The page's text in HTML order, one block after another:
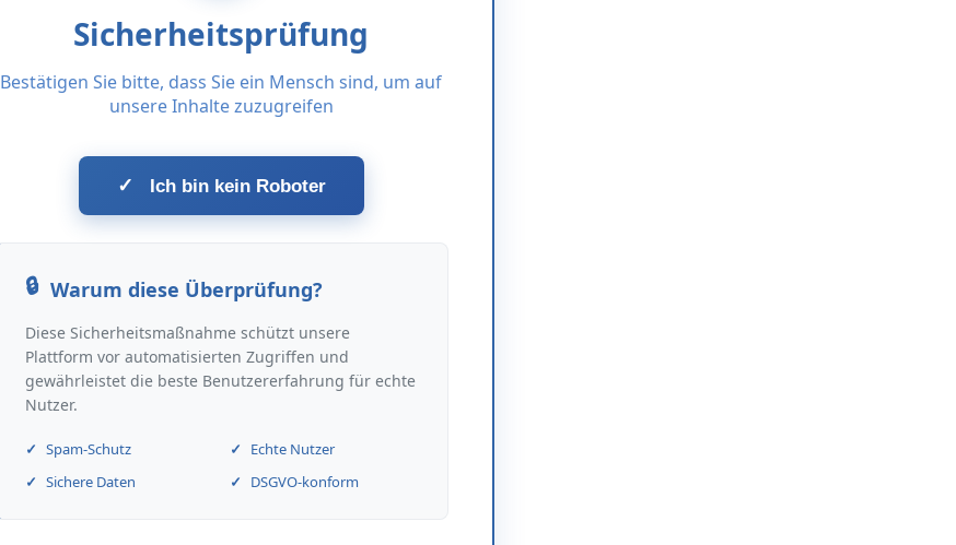
Sicherheitsprüfung
Bestätigen Sie bitte, dass Sie ein Mensch sind, um auf
unsere Inhalte zuzugreifen
✓ Ich bin kein Roboter
Warum diese Überprüfung?
Diese Sicherheitsmaßnahme schützt unsere
Plattform vor automatisierten Zugriffen und
gewährleistet die beste Benutzererfahrung für echte
Nutzer.
Spam-Schutz
Echte Nutzer
Sichere Daten
DSGVO-konform